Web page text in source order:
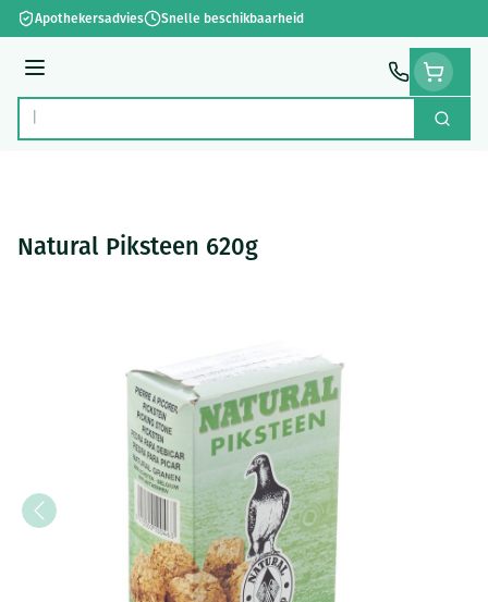
Ga naar de inhoud
Apothekersadvies Snelle beschikbaarheid
Menu
Product, merk, categorie... Zoek
Natural Piksteen 620g